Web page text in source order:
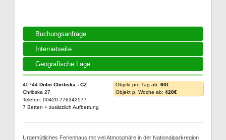
Buchungsanfrage
Internetseite
Geografische Lage
40744 Dolni Chribska - CZ
Chribska 27
Telefon: 00420-776342577
7 Betten + zusätzlich Aufbettung
Objekt pro Tag ab: 60€
Objekt p. Woche ab: 420€
Urgemütliches Ferienhaus mit viel Atmosphäre in der Nationalparkregion